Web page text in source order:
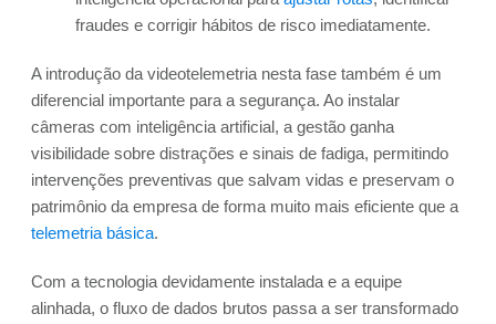
fraudes e corrigir hábitos de risco imediatamente.
A introdução da videotelemetria nesta fase também é um
diferencial importante para a segurança. Ao instalar
câmeras com inteligência artificial, a gestão ganha
visibilidade sobre distrações e sinais de fadiga, permitindo
intervenções preventivas que salvam vidas e preservam o
patrimônio da empresa de forma muito mais eficiente que a
telemetria básica.
Com a tecnologia devidamente instalada e a equipe
alinhada, o fluxo de dados brutos passa a ser transformado